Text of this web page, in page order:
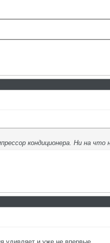
кондиционера. Ни на что